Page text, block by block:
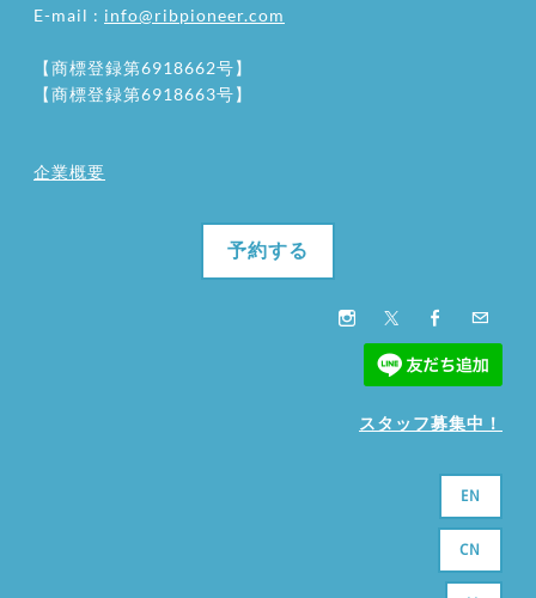
E-mail : info@ribpioneer.com
【商標登録第6918662号】
【商標登録第6918663号】
企業概要
予約する
スタッフ募集中！
EN
CN